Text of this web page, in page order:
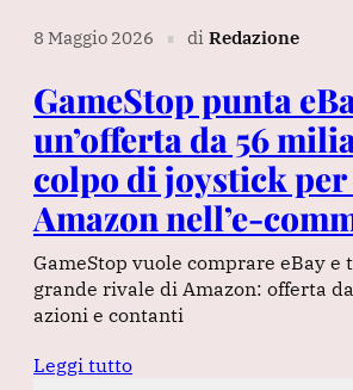
8 Maggio 2026 ∎ di Redazione
GameStop punta
un’offerta da 56
colpo di joystick
Amazon nell’e-
GameStop vuole comprare eBay
grande rivale di Amazon: offerta
azioni e contanti
Leggi tutto